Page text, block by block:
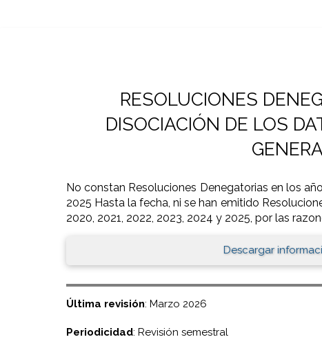
RESOLUCIONES
DISOCIACIÓN DE LOS
No constan Resoluciones Denegatorias en los
2025 Hasta la fecha, ni se han emitido
2020, 2021, 2022, 2023, 2024 y 2025, por las
Descargar
Última revisión: Marzo 2026
Periodicidad: Revisión semestral